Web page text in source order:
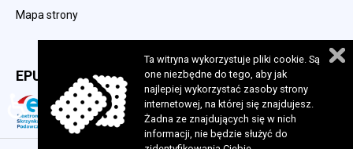
Mapa strony
EPUAP
Ta witryna wykorzystuje pliki cookie. Są
one niezbędne do tego, aby jak
najlepiej wykorzystać zasoby strony
internetowej, na której się znajdujesz.
Żadna ze znajdujących się w nich
informacji, nie będzie służyć do